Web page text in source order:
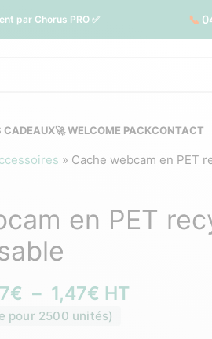
par Chorus PRO ✅ 📞
CADEAUX🚀 WELCOME PACKCONTACT
» Cache webcam en PET
en PET
€ – 1,47€ HT
pour 2500 unités)